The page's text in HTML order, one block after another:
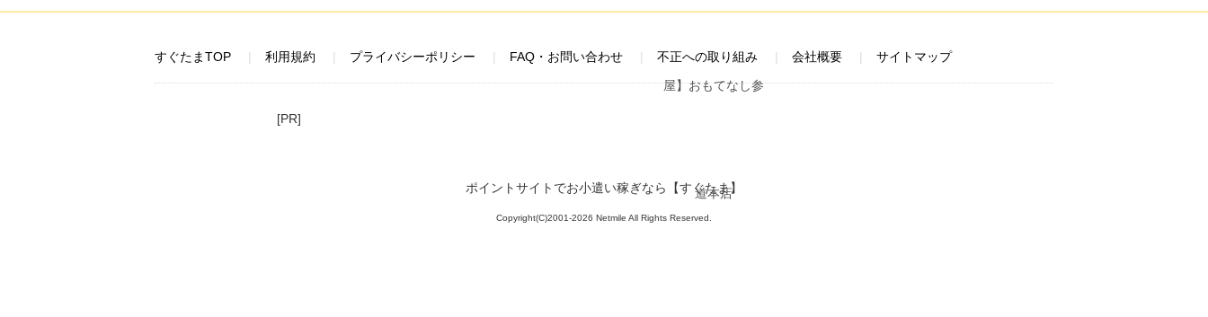
すぐたまTOP 利用規約 プライバシーポリシー FAQ・お問い合わせ 不正への取り組み 会社概要 サイトマップ
[PR]
ポイントサイトでお小遣い稼ぎなら【すぐたま】
Copyright(C)2001-2026 Netmile All Rights Reserved.